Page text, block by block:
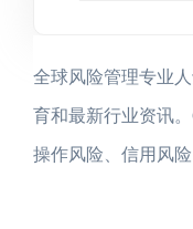
全球风险管理专业
育和最新行业资讯
操作风险、信用风